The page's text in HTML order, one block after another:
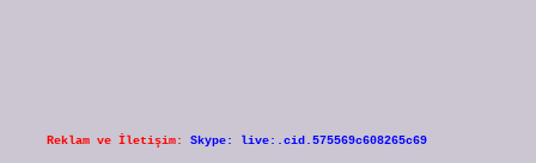
Reklam ve İletişim: Skype: live:.cid.575569c608265c69